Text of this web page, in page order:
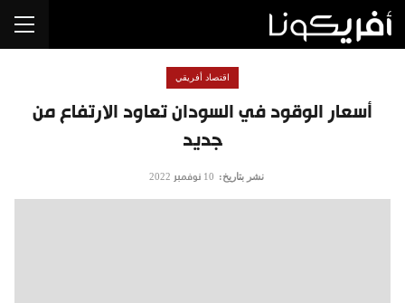
أسعار الوقود في السودان تعاود الارتفاع من
جديد
اقتصاد أفريقي
نشر بتاريخ: 10 نوفمبر 2022